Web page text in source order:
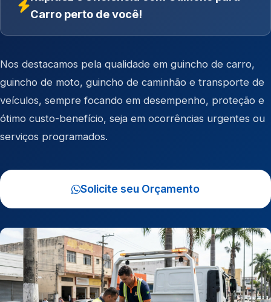
Carro perto de você!
Nos destacamos pela qualidade em guincho de carro,
guincho de moto, guincho de caminhão e transporte de
veículos, sempre focando em desempenho, proteção e
ótimo custo-benefício, seja em ocorrências urgentes ou
serviços programados.
Solicite seu Orçamento